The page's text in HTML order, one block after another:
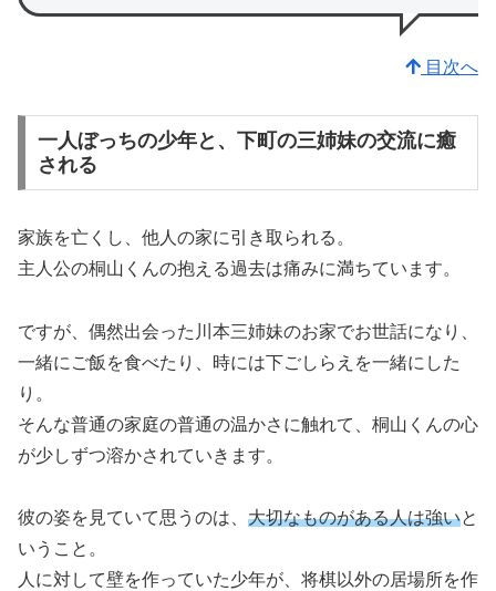
目次へ
一人ぼっちの少年と、下町の三姉妹の交流に癒
される
家族を亡くし、他人の家に引き取られる。
主人公の桐山くんの抱える過去は痛みに満ちています。
ですが、偶然出会った川本三姉妹のお家でお世話になり、
一緒にご飯を食べたり、時には下ごしらえを一緒にした
り。
そんな普通の家庭の普通の温かさに触れて、桐山くんの心
が少しずつ溶かされていきます。
彼の姿を見ていて思うのは、 大切なものがある人は強いと
いうこと。
人に対して壁を作っていた少年が、将棋以外の居場所を作